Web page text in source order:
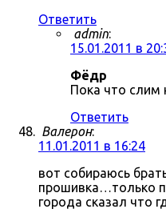
Ответить
admin:
15.01.2011 в
Фёдр
Пока что слим
Ответить
Валерон:
11.01.2011 в 16:24
вот собираюсь
прошивка…только
города сказал что